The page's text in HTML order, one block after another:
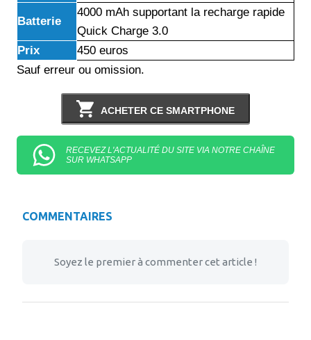
Batterie
4000 mAh supportant la recharge rapide
Quick Charge 3.0
Prix
450 euros
Sauf erreur ou omission.
ACHETER CE SMARTPHONE
RECEVEZ L'ACTUALITÉ DU SITE VIA NOTRE CHAÎNE
SUR WHATSAPP
COMMENTAIRES
Soyez le premier à commenter cet article !